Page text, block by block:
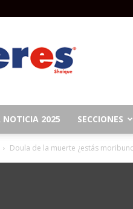
NOTICIA 2025 SECCIONES
Doula de la muerte ¿estás